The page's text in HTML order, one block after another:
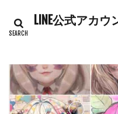
LINE公式アカ
タグ
AI画像 きれいに